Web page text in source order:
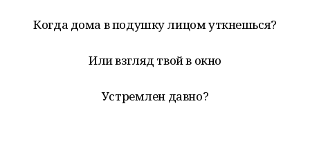
Когда дома в подушку лицом уткнешься?
Или взгляд твой в окно
Устремлен давно?